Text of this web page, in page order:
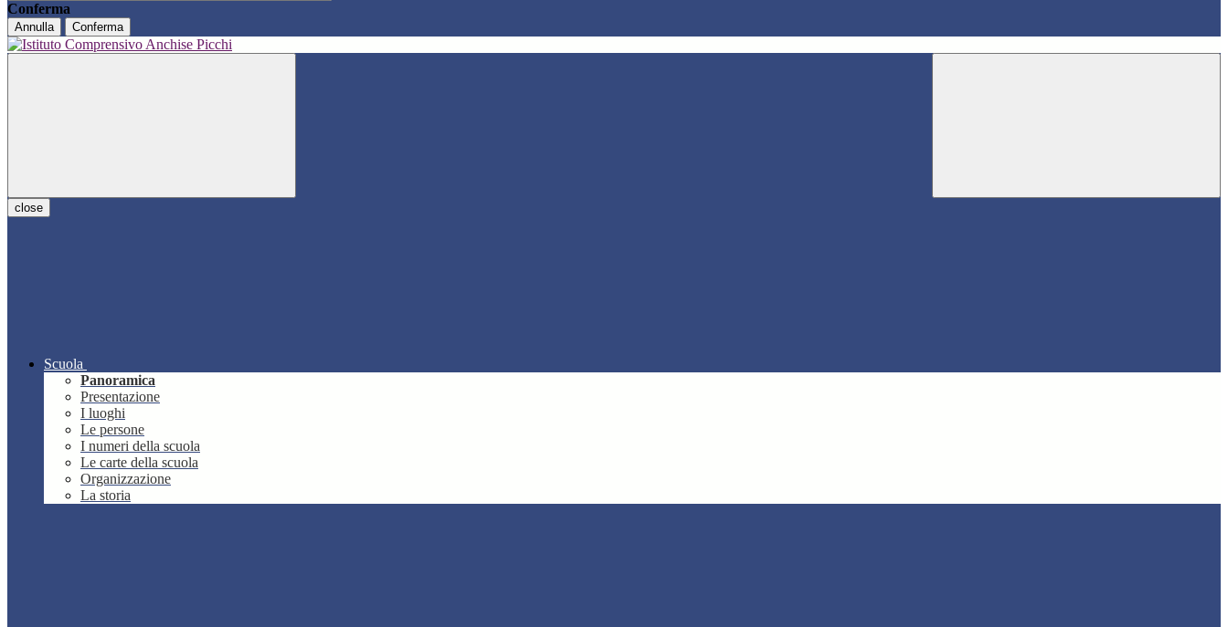
Conferma
Annulla Conferma
close
Scuola
Panoramica
Presentazione
I luoghi
Le persone
I numeri della scuola
Le carte della scuola
Organizzazione
La storia